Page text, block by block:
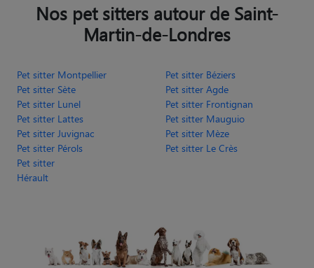
Nos pet sitters autour de Saint-
Martin-de-Londres
Pet sitter Montpellier
Pet sitter Béziers
Pet sitter Sète
Pet sitter Agde
Pet sitter Lunel
Pet sitter Frontignan
Pet sitter Lattes
Pet sitter Mauguio
Pet sitter Juvignac
Pet sitter Mèze
Pet sitter Pérols
Pet sitter Le Crès
Pet sitter
Hérault